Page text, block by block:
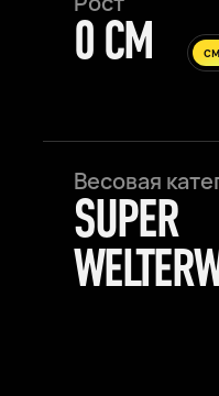
0 CM
Весовая
SUPER